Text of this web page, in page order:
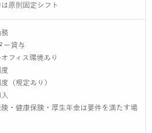
は原則固定シフト
務
ー貸与
フィス環境あり
（規定あり）
健康保険・厚生年金は要件を満たす場